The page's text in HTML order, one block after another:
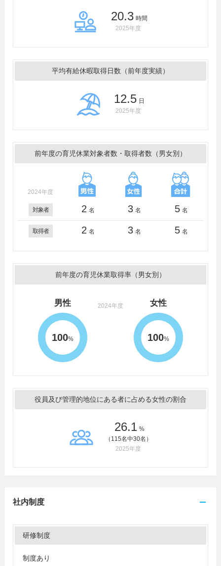
20.3 時間
2025年度
平均有給休暇取得日数（前年度実績）
12.5 日
2025年度
前年度の育児休業対象者数・取得者数（男女別）
2024年度
対象者 2 名 3 名 5 名
取得者 2 名 3 名 5 名
前年度の育児休業取得率（男女別）
2024年度
男性
100%
女性
100%
役員及び管理的地位にある者に占める女性の割合
26.1 %
（115名中30名）
2025年度
社内制度
研修制度
制度あり